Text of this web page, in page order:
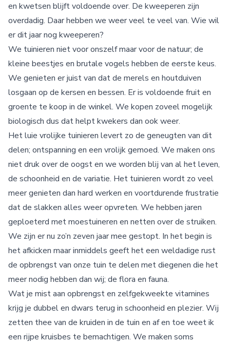
en kwetsen blijft voldoende over. De kweeperen zijn
overdadig. Daar hebben we weer veel te veel van. Wie wil
er dit jaar nog kweeperen?
We tuinieren niet voor onszelf maar voor de natuur; de
kleine beestjes en brutale vogels hebben de eerste keus.
We genieten er juist van dat de merels en houtduiven
losgaan op de kersen en bessen. Er is voldoende fruit en
groente te koop in de winkel. We kopen zoveel mogelijk
biologisch dus dat helpt kwekers dan ook weer.
Het luie vrolijke tuinieren levert zo de geneugten van dit
delen; ontspanning en een vrolijk gemoed. We maken ons
niet druk over de oogst en we worden blij van al het leven,
de schoonheid en de variatie. Het tuinieren wordt zo veel
meer genieten dan hard werken en voortdurende frustratie
dat de slakken alles weer opvreten. We hebben jaren
geploeterd met moestuineren en netten over de struiken.
We zijn er nu zo’n zeven jaar mee gestopt. In het begin is
het afkicken maar inmiddels geeft het een weldadige rust
de opbrengst van onze tuin te delen met diegenen die het
meer nodig hebben dan wij; de flora en fauna.
Wat je mist aan opbrengst en zelfgekweekte vitamines
krijg je dubbel en dwars terug in schoonheid en plezier. Wij
zetten thee van de kruiden in de tuin en af en toe weet ik
een rijpe kruisbes te bemachtigen. We maken soms